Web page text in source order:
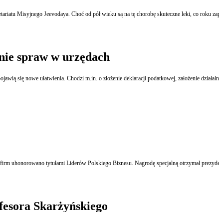
spraw w urzędach
uhonorowano tytułami Liderów Polskiego Biznesu. Nagrodę specjalną otrzymał
Skarżyńskiego